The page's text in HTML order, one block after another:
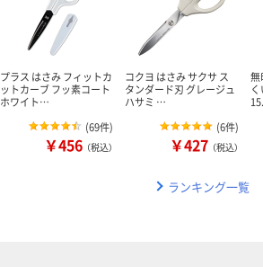
プラス はさみ フィットカ
ットカーブ フッ素コート
ホワイト…
(69件)
￥456 （税込）
コクヨ はさみ サクサ ス
タンダード刃 グレージュ
ハサミ …
(6件)
￥427 （税込）
無
ランキング一覧